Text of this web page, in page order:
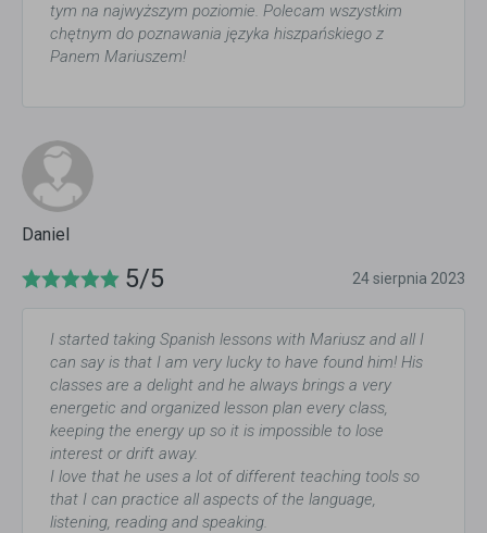
tym na najwyższym poziomie. Polecam wszystkim
chętnym do poznawania języka hiszpańskiego z
Panem Mariuszem!
Daniel
5/5 24 sierpnia 2023
I started taking Spanish lessons with Mariusz and all I
can say is that I am very lucky to have found him! His
classes are a delight and he always brings a very
energetic and organized lesson plan every class,
keeping the energy up so it is impossible to lose
interest or drift away.
I love that he uses a lot of different teaching tools so
that I can practice all aspects of the language,
listening, reading and speaking.